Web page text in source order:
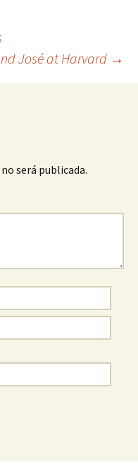
José at Harvard →
será publicada.